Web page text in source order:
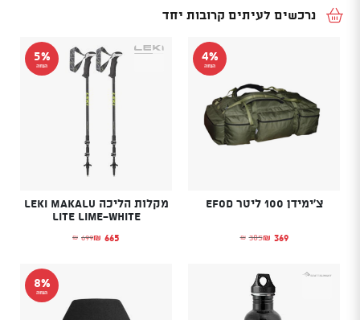
נרכשים לעיתים קרובות יחד
4%
הנחה
צ'ימידן 100 ליטר EFOD
₪ 385
המחיר המקורי היה: ₪385.₪ 369 המחיר הנוכחי הוא: ₪369.
5%
הנחה
מקלות הליכה LEKI Makalu
Lite lime-white
₪ 699
המחיר המקורי היה: ₪699.₪ 665 המחיר הנוכחי הוא: ₪665.
8%
הנחה